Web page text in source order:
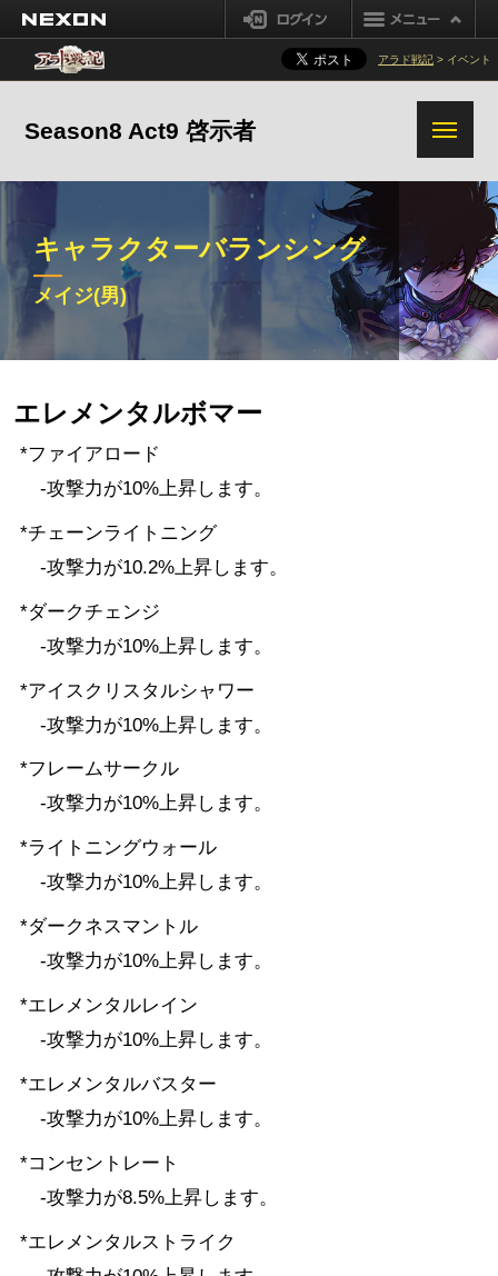
ログイン
アラド戦記 > イベント
Season8 Act9 啓示者
シーフ
競売場
ゴールド取引所
精鋭隊員システム変更事項
キャラクターバランシング
メイジ(男)
エレメンタルボマー
*ファイアロード
-攻撃力が10%上昇します。
*チェーンライトニング
-攻撃力が10.2%上昇します。
*ダークチェンジ
-攻撃力が10%上昇します。
*アイスクリスタルシャワー
-攻撃力が10%上昇します。
*フレームサークル
-攻撃力が10%上昇します。
*ライトニングウォール
-攻撃力が10%上昇します。
*ダークネスマントル
-攻撃力が10%上昇します。
*エレメンタルレイン
-攻撃力が10%上昇します。
*エレメンタルバスター
-攻撃力が10%上昇します。
*コンセントレート
-攻撃力が8.5%上昇します。
*エレメンタルストライク